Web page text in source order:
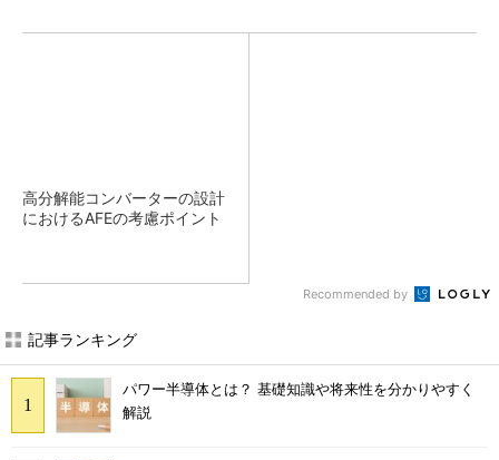
高分解能コンバーターの設計
におけるAFEの考慮ポイント
Recommended by
記事ランキング
パワー半導体とは？ 基礎知識や将来性を分かりやすく
解説